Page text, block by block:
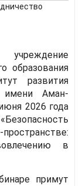
учреждение
образования
развития
имени Аман-
2026 года
в
примут